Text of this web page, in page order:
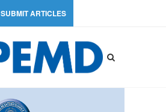
SUBMIT ARTICLES